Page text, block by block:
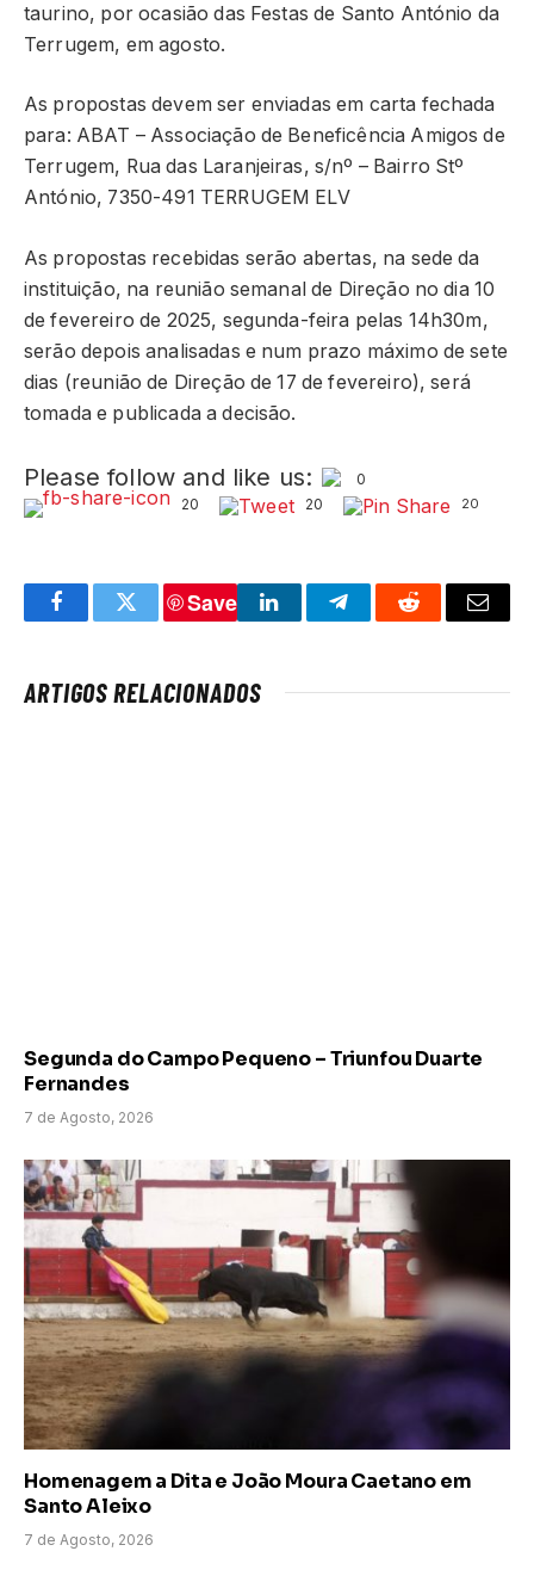
taurino, por ocasião das Festas de Santo António da
Terrugem, em agosto.
As propostas devem ser enviadas em carta fechada
para: ABAT – Associação de Beneficência Amigos de
Terrugem, Rua das Laranjeiras, s/nº – Bairro Stº
António, 7350-491 TERRUGEM ELV
As propostas recebidas serão abertas, na sede da
instituição, na reunião semanal de Direção no dia 10
de fevereiro de 2025, segunda-feira pelas 14h30m,
serão depois analisadas e num prazo máximo de sete
dias (reunião de Direção de 17 de fevereiro), será
tomada e publicada a decisão.
Please follow and like us:
0
20
20 20
FacebookTwitter
Save
LinkedInTelegramReddit Email
ARTIGOS RELACIONADOS
Segunda do Campo Pequeno – Triunfou Duarte
Fernandes
7 de Agosto, 2026
Homenagem a Dita e João Moura Caetano em
Santo Aleixo
7 de Agosto, 2026